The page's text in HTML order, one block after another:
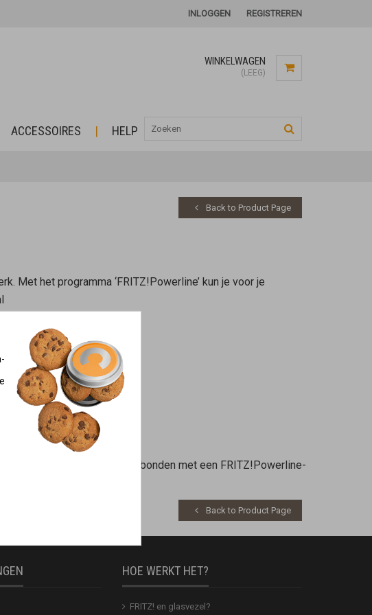
INLOGGEN REGISTREREN
WINKELWAGEN
(LEEG)
ACCESSOIRES HELP
Back to Product Page
Met het programma ‘FRITZ!Powerline’ kun je voor je
rechtstreeks is verbonden met een FRITZ!Powerline-
Back to Product Page
HOE WERKT HET?
FRITZ! en glasvezel?